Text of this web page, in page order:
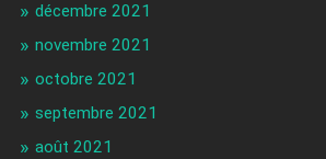
décembre 2021
novembre 2021
octobre 2021
septembre 2021
août 2021